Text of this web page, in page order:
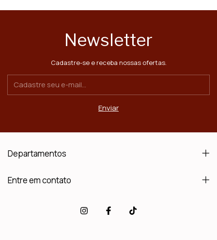
Newsletter
Cadastre-se e receba nossas ofertas.
Departamentos
Entre em contato